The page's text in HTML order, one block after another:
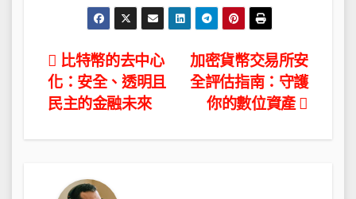
文
章
導
加密貨幣交易所安
全評估指南：守護
你的數位資產
比特幣的去中心
化：安全、透明且
民主的金融未來